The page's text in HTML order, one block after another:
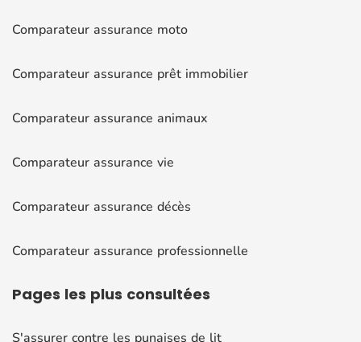
Comparateur assurance moto
Comparateur assurance prêt immobilier
Comparateur assurance animaux
Comparateur assurance vie
Comparateur assurance décès
Comparateur assurance professionnelle
Pages les plus consultées
S'assurer contre les punaises de lit